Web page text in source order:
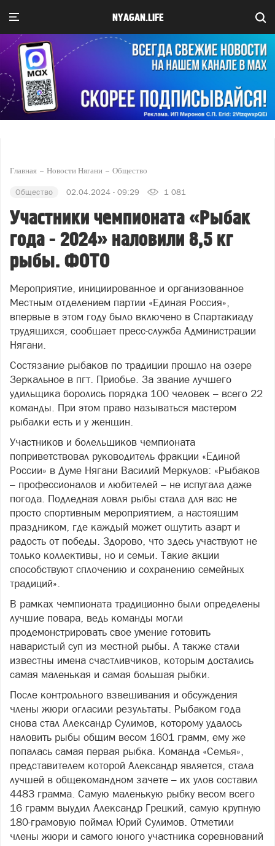
NYAGAN.LIFE
Главная Новости Нягани Общество
Общество 02.04.2024 - 09:29 1 081
Участники чемпионата «Рыбак
года - 2024» наловили 8,5 кг
рыбы. ФОТО
Мероприятие, инициированное и организованное
Местным отделением партии «Единая Россия»,
впервые в этом году было включено в Спартакиаду
трудящихся, сообщает пресс-служба Администрации
Нягани.
Состязание рыбаков по традиции прошло на озере
Зеркальное в пгт. Приобье. За звание лучшего
удильщика боролись порядка 100 человек – всего 22
команды. При этом право называться мастером
рыбалки есть и у женщин.
Участников и болельщиков чемпионата
поприветствовал руководитель фракции «Единой
России» в Думе Нягани Василий Меркулов: «Рыбаков
– профессионалов и любителей – не испугала даже
погода. Подледная ловля рыбы стала для вас не
просто спортивным мероприятием, а настоящим
праздником, где каждый может ощутить азарт и
радость от победы. Здорово, что здесь участвуют не
только коллективы, но и семьи. Такие акции
способствуют сплочению и сохранению семейных
традиций».
В рамках чемпионата традиционно были определены
лучшие повара, ведь команды могли
продемонстрировать свое умение готовить
наваристый суп из местной рыбы. А также стали
известны имена счастливчиков, которым достались
самая маленькая и самая большая рыбки.
После контрольного взвешивания и обсуждения
члены жюри огласили результаты. Рыбаком года
снова стал Александр Сулимов, которому удалось
наловить рыбы общим весом 1601 грамм, ему же
попалась самая первая рыбка. Команда «Семья»,
представителем которой Александр является, стала
лучшей в общекомандном зачете – их улов составил
4483 грамма. Самую маленькую рыбку весом всего
16 грамм выудил Александр Грецкий, самую крупную
180-грамовую поймал Юрий Сулимов. Отметили
члены жюри и самого юного участника соревнований